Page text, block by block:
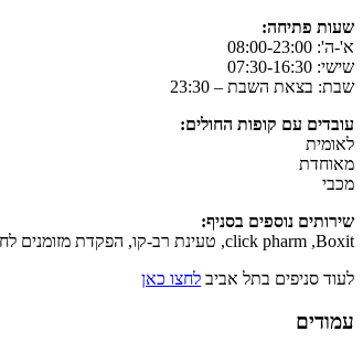
שעות פתיחה:
א'-ה': 08:00-23:00
שישי: 07:30-16:30
שבת: בצאת השבת – 23:30
עובדים עם קופות החולים:
לאומית
מאוחדת
מכבי
שירותים נוספים בסניף:
click pharm ,Boxit, טעינת רב-קו, הפקדת מזומנים לחו"ל.
לעוד סניפים בתל אביב לחצו כאן
עמודים